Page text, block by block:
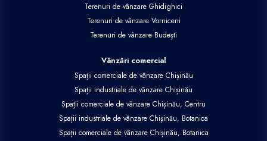
Spații de birouri de vânzare Chișinău
Apartamente de închiriat
Apartamente de închiriat Chișinău
Apartamente de închiriat Chișinău, Centru
Apartamente de închiriat Chișinău, Rîșcani
Apartamente de închiriat Chișinău, Buiucani
Apartamente de închiriat Chișinău, Ciocana